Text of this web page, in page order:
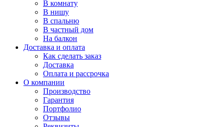
В комнату
В нишу
В спальню
В частный дом
На балкон
Доставка и оплата
Как сделать заказ
Доставка
Оплата и рассрочка
О компании
Производство
Гарантия
Портфолио
Отзывы